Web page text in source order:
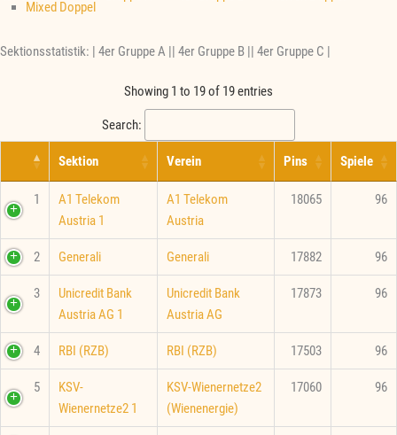
Mixed Doppel
Sektionsstatistik: | 4er Gruppe A || 4er Gruppe B || 4er Gruppe C |
Showing 1 to 19 of 19 entries
Search:
Sektion Verein Pins Spiele
1
A1 Telekom
Austria 1
A1 Telekom
Austria
18065 96
2 Generali Generali 17882 96
3
Unicredit Bank
Austria AG 1
Unicredit Bank
Austria AG
17873 96
4 RBI (RZB) RBI (RZB) 17503 96
5
KSV-
Wienernetze2 1
KSV-Wienernetze2
(Wienenergie)
17060 96